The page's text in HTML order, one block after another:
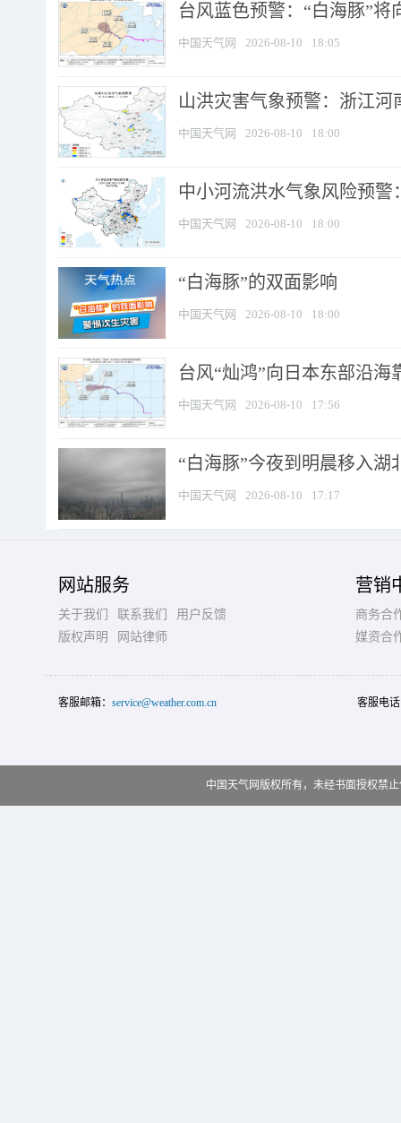
台风蓝色预警：“白海豚”
中国天气网 2026-08-10 18:05
山洪灾害气象预警：浙江
中国天气网 2026-08-10 18:00
中小河流洪水气象风险预
中国天气网 2026-08-10 18:00
​“白海豚”的双面影响
中国天气网 2026-08-10 18:00
台风“灿鸿”向日本东部沿海
中国天气网 2026-08-10 17:56
“白海豚”今夜到明晨移入湖
中国天气网 2026-08-10 17:17
网站服务
关于我们 联系我们
用户反馈
版权声明
网站律师
营销
商务合
媒资合
客服邮箱： service@weather.com.cn 客服电
中国天气网版权所有，未经书面授权